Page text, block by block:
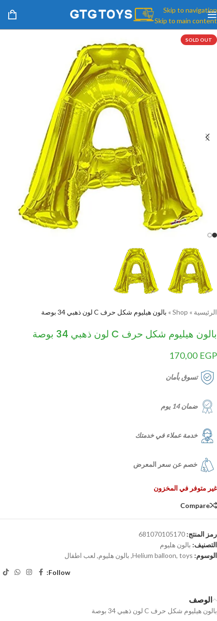
Skip to navigation
Skip to main content
SOLD OUT
الرئيسية »
Shop
» بالون هيليوم شكل حرف C لون ذهبي 34 بوصة
بالون هيليوم شكل حرف C لون ذهبي 34 بوصة
170,00 EGP
تسوق بأمان
ضمان 14 يوم
خدمة عملاء في خدمتك
خصم عن سعر المعرض
غير متوفر في المخزون
Compare
رمز المنتج: 681070105170
التصنيف: بالون هليوم
الوسوم:
Helium balloon, toys
, بالون هليوم, لعب اطفال
Follow:
الوصف
بالون هيليوم شكل حرف C لون ذهبي 34 بوصة